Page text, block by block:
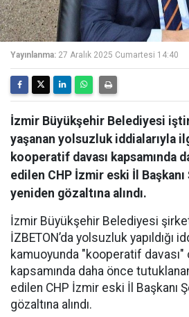
Yayınlanma: 27 Aralık 2025 Cumartesi 14:40
İzmir Büyükşehir Belediyesi
yaşanan yolsuzluk iddialarıyla
kooperatif davası kapsamında
edilen CHP İzmir eski İl
yeniden gözaltına alındı.
İzmir Büyükşehir Belediyesi
İZBETON’da yolsuzluk yapıldığı
kamuoyunda "kooperatif
kapsamında daha önce
edilen CHP İzmir eski İl Başkanı
gözaltına alındı.